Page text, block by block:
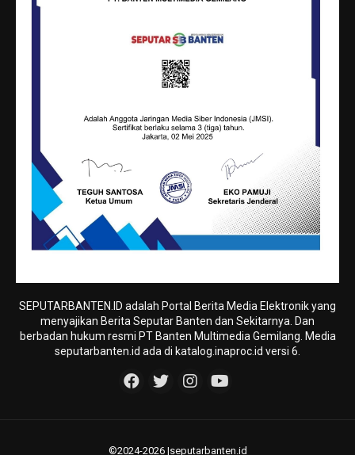
SEPUTARBANTEN.ID adalah Portal Berita Media Elektronik yang
menyajikan Berita Seputar Banten dan Sekitarnya. Dan
berbadan hukum resmi PT Banten Multimedia Gemilang. Media
seputarbanten.id ada di katalog.inaproc.id versi 6.
©2024-2026 |seputarbanten.id